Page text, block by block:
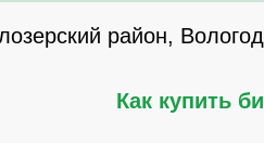
район,
Как купить